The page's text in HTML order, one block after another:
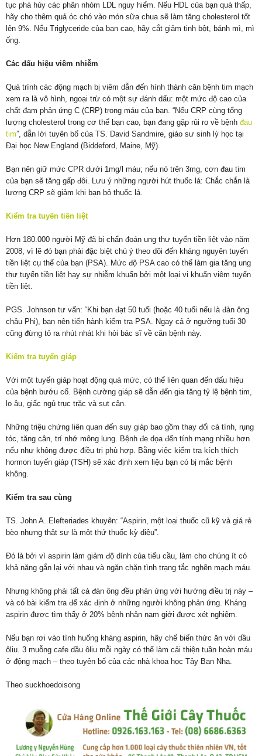
tục phá hủy các phân nhóm LDL nguy hiểm. Nếu HDL của bạn quá thấp,
hãy cho thêm quả óc chó vào món sữa chua sẽ làm tăng cholesterol tốt
lên 9%. Nếu Triglyceride của bạn cao, hãy cắt giảm tinh bột, bánh mì, mì
ống.
Các dấu hiệu viêm nhiễm
Quá trình các động mạch bị viêm dẫn đến hình thành căn bệnh tim mạch
xem ra là vô hình, ngoại trừ có một sự đánh dấu: một mức độ cao của
chất đạm phản ứng C (CRP) trong máu của bạn. “Nếu CRP cùng tổng
lượng cholesterol trong cơ thể bạn cao, bạn đang gặp rủi ro về bệnh đau
tim”, dẫn lời tuyên bố của TS. David Sandmire, giáo sư sinh lý học tại
Đại học New England (Biddeford, Maine, Mỹ).
Bạn nên giữ mức CPR dưới 1mg/l máu; nếu nó trên 3mg, cơn đau tim
của bạn sẽ tăng gấp đôi. Lưu ý những người hút thuốc lá: Chắc chắn là
lượng CRP sẽ giảm khi bạn bỏ thuốc lá.
Kiểm tra tuyến tiền liệt
Hơn 180.000 người Mỹ đã bị chẩn đoán ung thư tuyến tiền liệt vào năm
2008, vì lẽ đó bạn phải đặc biệt chú ý theo dõi đến kháng nguyên tuyến
tiền liệt cụ thể của bạn (PSA). Mức độ PSA cao có thể làm gia tăng ung
thư tuyến tiền liệt hay sự nhiễm khuẩn bởi một loại vi khuẩn viêm tuyến
tiền liệt.
PGS. Johnson tư vấn: “Khi bạn đạt 50 tuổi (hoặc 40 tuổi nếu là đàn ông
châu Phi), bạn nên tiến hành kiểm tra PSA. Ngay cả ở ngưỡng tuổi 30
cũng đừng tỏ ra nhút nhát khi hỏi bác sĩ về căn bệnh này.
Kiểm tra tuyến giáp
Với một tuyến giáp hoạt động quá mức, có thể liên quan đến dấu hiệu
của bệnh bướu cổ. Bệnh cường giáp sẽ dẫn đến gia tăng tỷ lệ bệnh tim,
lo âu, giấc ngủ trục trặc và sụt cân.
Những triệu chứng liên quan đến suy giáp bao gồm thay đổi cá tính, rụng
tóc, tăng cân, trí nhớ mông lung. Bệnh đe dọa đến tính mạng nhiều hơn
nếu như không được điều trị phù hợp. Bằng việc kiểm tra kích thích
hormon tuyến giáp (TSH) sẽ xác định xem liệu bạn có bị mắc bệnh
không.
Kiểm tra sau cùng
TS. John A. Elefteriades khuyên: “Aspirin, một loại thuốc cũ kỹ và giá rẻ
bèo nhưng thật sự là một thứ thuốc kỳ diệu”.
Đó là bởi vì aspirin làm giảm độ dính của tiểu cầu, làm cho chúng ít có
khả năng gắn lại với nhau và ngăn chặn tình trạng tắc nghẽn mạch máu.
Nhưng không phải tất cả đàn ông đều phản ứng với hướng điều trị này –
và có bài kiểm tra để xác định ở những người không phản ứng. Kháng
aspirin được tìm thấy ở 20% bệnh nhân nam giới được xét nghiệm.
Nếu bạn rơi vào tình huống kháng aspirin, hãy chế biến thức ăn với dầu
ôliu. 3 muỗng cafe dầu ôliu mỗi ngày có thể làm cải thiện tuần hoàn máu
ở động mạch – theo tuyên bố của các nhà khoa học Tây Ban Nha.
Theo suckhoedoisong